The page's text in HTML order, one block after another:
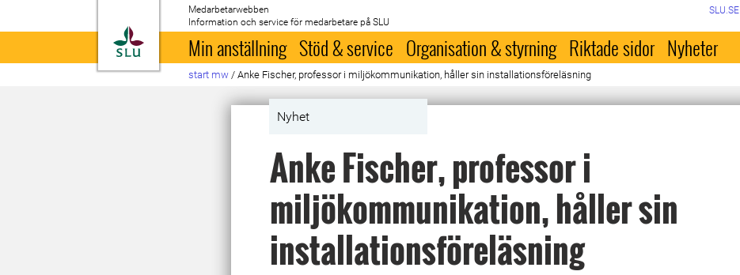
Till startsida
Medarbetarwebben
Information och service för medarbetare på SLU
SLU.SE
Min anställning Stöd & service Organisation & styrning Riktade sidor Nyheter
start mw / Anke Fischer, professor i miljökommunikation, håller sin installationsföreläsning
Nyhet
Anke Fischer, professor i
miljökommunikation, håller sin
installationsföreläsning